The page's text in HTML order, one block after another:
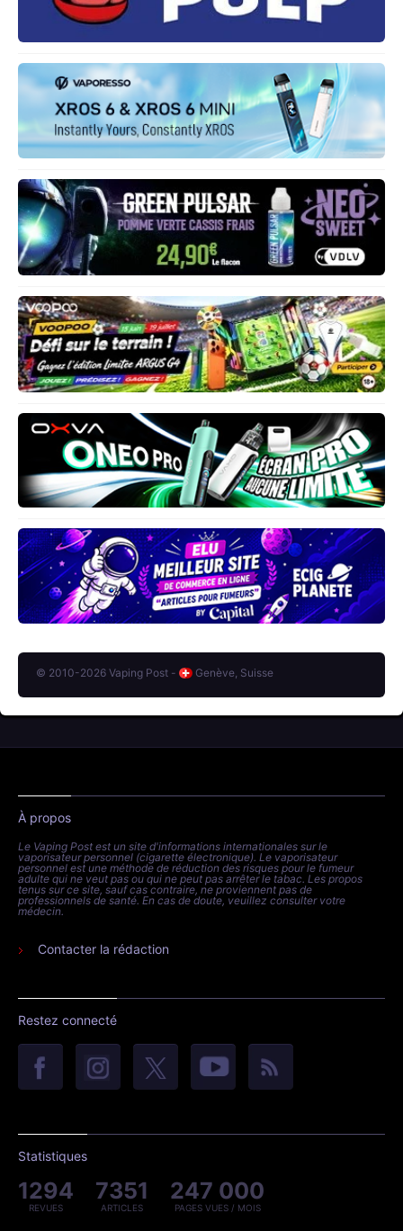
© 2010-2026 Vaping Post - Genève, Suisse
À propos
Le Vaping Post est un site d'informations internationales sur le
vaporisateur personnel (cigarette électronique). Le vaporisateur
personnel est une méthode de réduction des risques pour le fumeur
adulte qui ne veut pas ou qui ne peut pas arrêter le tabac. Les propos
tenus sur ce site, sauf cas contraire, ne proviennent pas de
professionnels de santé. En cas de doute, veuillez consulter votre
médecin.
Contacter la rédaction
Restez connecté
Statistiques
1294
REVUES
7351
ARTICLES
247 000
PAGES VUES / MOIS